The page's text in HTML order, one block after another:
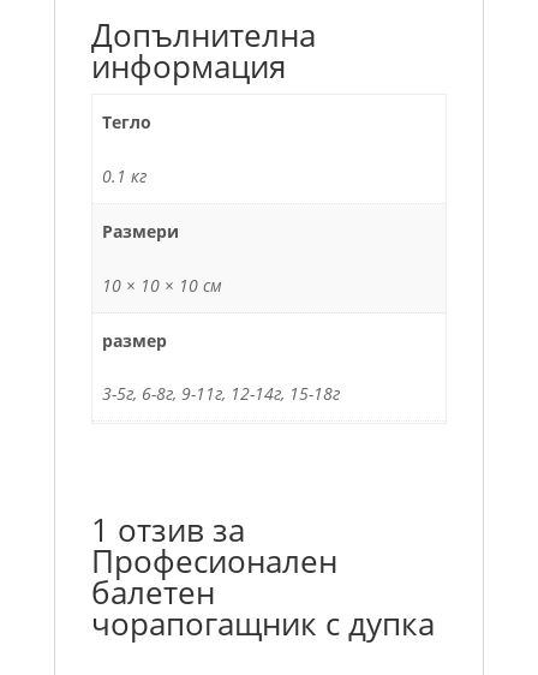
Допълнителна
информация
Тегло
0.1 кг
Размери
10 × 10 × 10 см
размер
3-5г, 6-8г, 9-11г, 12-14г, 15-18г
1 отзив за
Професионален
балетен
чорапогащник с дупка